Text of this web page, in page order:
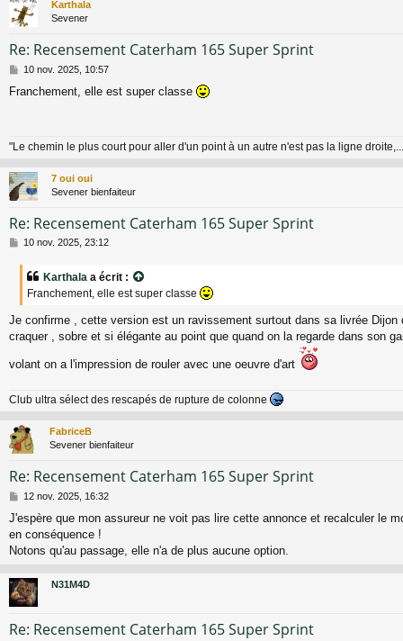
Karthala
Sevener
Re: Recensement Caterham 165 Super Sprint
M
s
e
10 nov. 2025, 10:57
Franchement, elle est super classe
"Le chemin le plus court pour aller d'un point à un autre n'est pas la ligne
7 oui oui
Sevener bienfaiteur
Re: Recensement Caterham 165 Super Sprint
M
e
10 nov. 2025, 23:12
Karthala a écrit :
Franchement, elle est super classe
Je confirme , cette version est un ravissement surtout dans sa livrée Dijon
craquer , sobre et si élégante au point que quand on la regarde dans son
volant on a l'impression de rouler avec une oeuvre d'art
Club ultra sélect des rescapés de rupture de colonne
FabriceB
Sevener bienfaiteur
Re: Recensement Caterham 165 Super Sprint
M
s
s
a
e
12 nov. 2025, 16:32
J'espère que mon assureur ne voit pas lire cette annonce et recalculer le
en conséquence !
Notons qu'au passage, elle n'a de plus aucune option.
N31M4D
Re: Recensement Caterham 165 Super Sprint